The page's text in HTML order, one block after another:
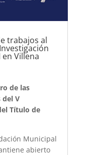
trabajos al
Villena
de las
V
Título de
Municipal
abierto